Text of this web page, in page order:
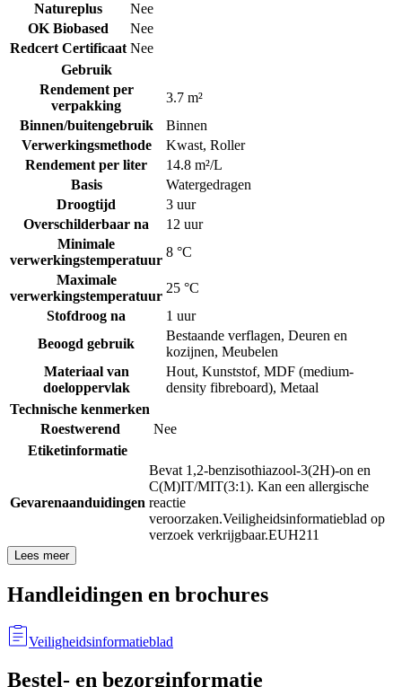
Natureplus
Nee
OK Biobased
Nee
Redcert Certificaat Nee
Gebruik
Rendement per
verpakking
3.7 m²
Binnen/buitengebruik
Binnen
Verwerkingsmethode
Kwast, Roller
Rendement per liter
14.8 m²/L
Basis
Watergedragen
Droogtijd
3 uur
Overschilderbaar na
12 uur
Minimale
verwerkingstemperatuur
8 °C
Maximale
verwerkingstemperatuur
25 °C
Stofdroog na
1 uur
Beoogd gebruik
Bestaande verflagen, Deuren en
kozijnen, Meubelen
Materiaal van
doeloppervlak
Hout, Kunststof, MDF (medium-
density fibreboard), Metaal
Technische kenmerken
Roestwerend
Nee
Etiketinformatie
Gevarenaanduidingen
Bevat 1,2-benzisothiazool-3(2H)-on en
C(M)IT/MIT(3:1). Kan een allergische
reactie
veroorzaken.Veiligheidsinformatieblad op
verzoek verkrijgbaar.EUH211
Lees meer
Handleidingen en brochures
Veiligheidsinformatieblad
Bestel- en bezorginformatie